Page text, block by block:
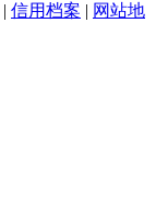
| 信用档案 | 网站地